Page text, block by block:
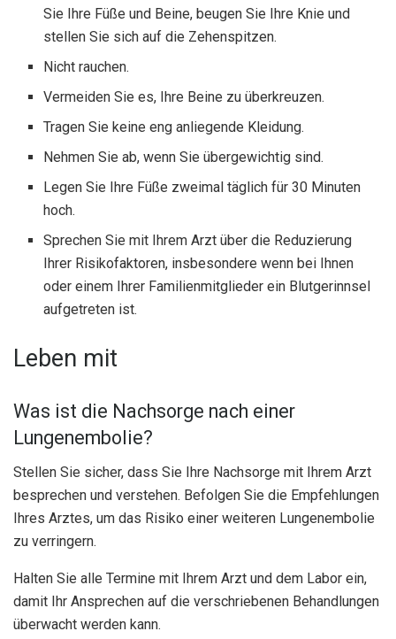
Sie Ihre Füße und Beine, beugen Sie Ihre Knie und
stellen Sie sich auf die Zehenspitzen.
Nicht rauchen.
Vermeiden Sie es, Ihre Beine zu überkreuzen.
Tragen Sie keine eng anliegende Kleidung.
Nehmen Sie ab, wenn Sie übergewichtig sind.
Legen Sie Ihre Füße zweimal täglich für 30 Minuten
hoch.
Sprechen Sie mit Ihrem Arzt über die Reduzierung
Ihrer Risikofaktoren, insbesondere wenn bei Ihnen
oder einem Ihrer Familienmitglieder ein Blutgerinnsel
aufgetreten ist.
Leben mit
Was ist die Nachsorge nach einer
Lungenembolie?
Stellen Sie sicher, dass Sie Ihre Nachsorge mit Ihrem Arzt
besprechen und verstehen. Befolgen Sie die Empfehlungen
Ihres Arztes, um das Risiko einer weiteren Lungenembolie
zu verringern.
Halten Sie alle Termine mit Ihrem Arzt und dem Labor ein,
damit Ihr Ansprechen auf die verschriebenen Behandlungen
überwacht werden kann.